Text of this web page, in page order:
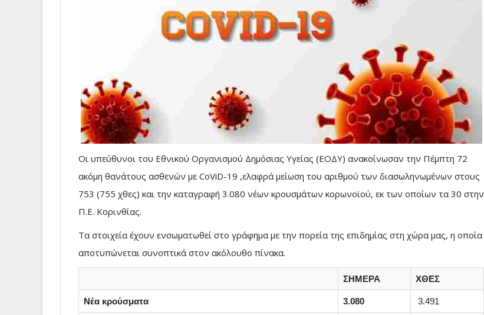
Οι υπεύθυνοι του Εθνικού Οργανισμού Δημόσιας Υγείας (ΕΟΔΥ) ανακοίνωσαν την Πέμπτη 72
ακόμη θανάτους ασθενών με CoViD-19 ,ελαφρά μείωση του αριθμού των διασωληνωμένων στους
753 (755 χθες) και την καταγραφή 3.080 νέων κρουσμάτων κορωνοϊού, εκ των οποίων τα 30 στην
Π.Ε. Κορινθίας.
Τα στοιχεία έχουν ενσωματωθεί στο γράφημα με την πορεία της επιδημίας στη χώρα μας, η οποία
αποτυπώνεται συνοπτικά στον ακόλουθο πίνακα.
ΣΗΜΕΡΑ ΧΘΕΣ
Νέα κρούσματα 3.080 3.491